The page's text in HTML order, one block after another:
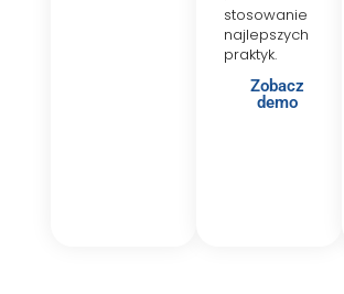
stosowanie
najlepszych
praktyk.
Zobacz
demo